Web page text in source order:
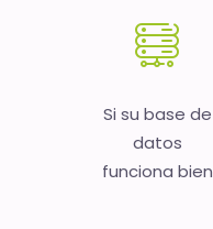
Si su base de
datos
funciona bien